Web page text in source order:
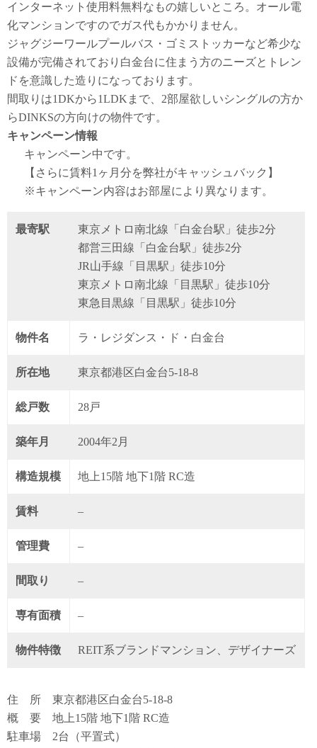
インターネット使用料無料なもの嬉しいところ。オール電
化マンションですのでガス代もかかりません。
ジャグジーワールプールバス・ゴミストッカーなど希少な
設備が完備されており白金台に住まう方のニーズとトレン
ドを意識した造りになっております。
間取りは1DKから1LDKまで、2部屋欲しいシングルの方か
らDINKSの方向けの物件です。
キャンペーン情報
キャンペーン中です。
【さらに賃料1ヶ月分を弊社がキャッシュバック】
※キャンペーン内容はお部屋により異なります。
最寄駅
東京メトロ南北線「白金台駅」徒歩2分
都営三田線「白金台駅」徒歩2分
JR山手線「目黒駅」徒歩10分
東京メトロ南北線「目黒駅」徒歩10分
東急目黒線「目黒駅」徒歩10分
物件名 ラ・レジダンス・ド・白金台
所在地 東京都港区白金台5-18-8
総戸数 28戸
築年月 2004年2月
構造規模 地上15階 地下1階 RC造
賃料 –
管理費 –
間取り –
専有面積 –
物件特徴 REIT系ブランドマンション、デザイナーズ
住 所 東京都港区白金台5-18-8
概 要 地上15階 地下1階 RC造
駐車場 2台（平置式）